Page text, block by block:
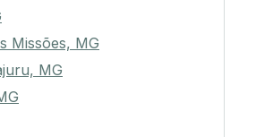
Missões, MG
MG